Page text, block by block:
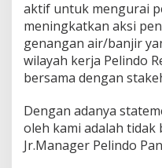
aktif untuk mengurai
meningkatkan aksi
genangan air/banjir
wilayah kerja Pelindo
bersama dengan
Dengan adanya
oleh kami adalah tidak
Jr.Manager Pelindo